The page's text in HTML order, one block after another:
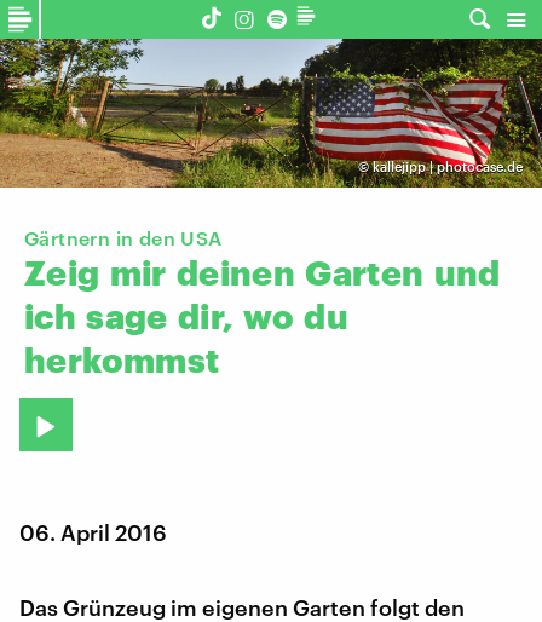
©kallejipp | photocase.de
Gärtnern in den USA
Zeig mir deinen Garten und
ich sage dir, wo du
herkommst
06. April 2016
Das Grünzeug im eigenen Garten folgt den